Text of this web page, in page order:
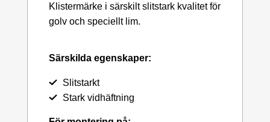
Klistermärke i särskilt slitstark kvalitet för
golv och speciellt lim.
Särskilda egenskaper:
Slitstarkt
Stark vidhäftning